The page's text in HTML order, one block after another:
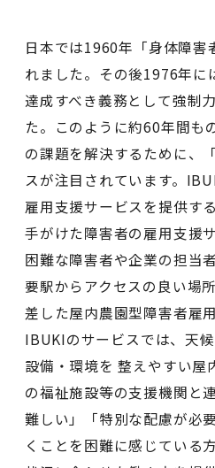
日本では1960年「身体障害
れました。その後1976年に
達成すべき義務として強制
た。このように約60年間も
の課題を解決するために、
スが注目されています。
雇用支援サービスを提供す
手がけた障害者の雇用支援
困難な障害者や企業の担当
要駅からアクセスの良い場
差した屋内農園型障害者雇
IBUKIのサービスでは、天
設備・環境を 整えやすい屋
の福祉施設等の支援機関と
難しい」「特別な配慮が必
くことを困難に感じている